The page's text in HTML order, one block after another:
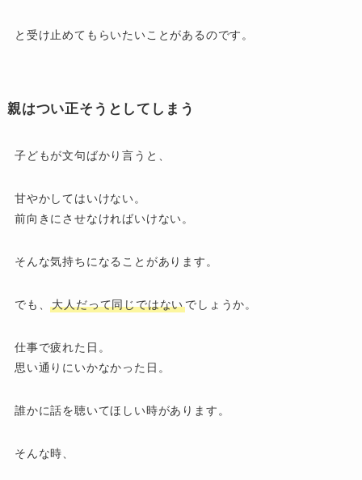
と受け止めてもらいたいことがあるのです。
親はつい正そうとしてしまう
子どもが文句ばかり言うと、
甘やかしてはいけない。
前向きにさせなければいけない。
そんな気持ちになることがあります。
でも、大人だって同じではないでしょうか。
仕事で疲れた日。
思い通りにいかなかった日。
誰かに話を聴いてほしい時があります。
そんな時、